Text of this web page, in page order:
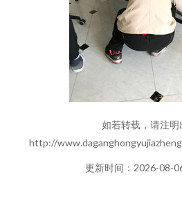
如若转载，请注明
http://
更新时间：2026-08-